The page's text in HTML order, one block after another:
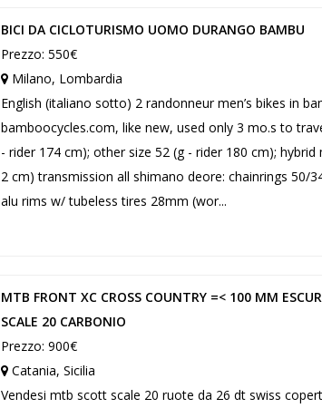
BICI DA CICLOTURISMO UOMO DURANGO BAMBU
Prezzo: 550€
Milano, Lombardia
English (italiano sotto) 2 randonneur men’s bikes in
bamboocycles.com, like new, used only 3 mo.s to
- rider 174 cm); other size 52 (g - rider 180 cm);
2 cm) transmission all shimano deore: chainrings 50/
alu rims w/ tubeless tires 28mm (wor...
MTB FRONT XC CROSS COUNTRY =< 100 MM
SCALE 20 CARBONIO
Prezzo: 900€
Catania, Sicilia
Vendesi mtb scott scale 20 ruote da 26 dt swiss